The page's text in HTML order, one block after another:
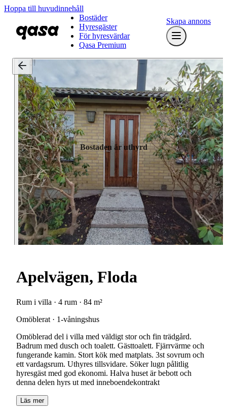
Hoppa till huvudinnehåll
Bostäder
Hyresgäster
För hyresvärdar
Qasa Premium
Skapa annons
Bostaden är uthyrd
Apelvägen, Floda
Rum i villa · 4 rum · 84 m²
Omöblerat · 1-våningshus
Omöblerad del i villa med väldigt stor och fin trädgård.
Badrum med dusch och toalett. Gästtoalett. Fjärrvärme och
fungerande kamin. Stort kök med matplats. 3st sovrum och
ett vardagsrum. Uthyres tillsvidare. Söker lugn pålitlig
hyresgäst med god ekonomi. Halva huset är bebott och
denna delen hyrs ut med inneboendekontrakt
Läs mer